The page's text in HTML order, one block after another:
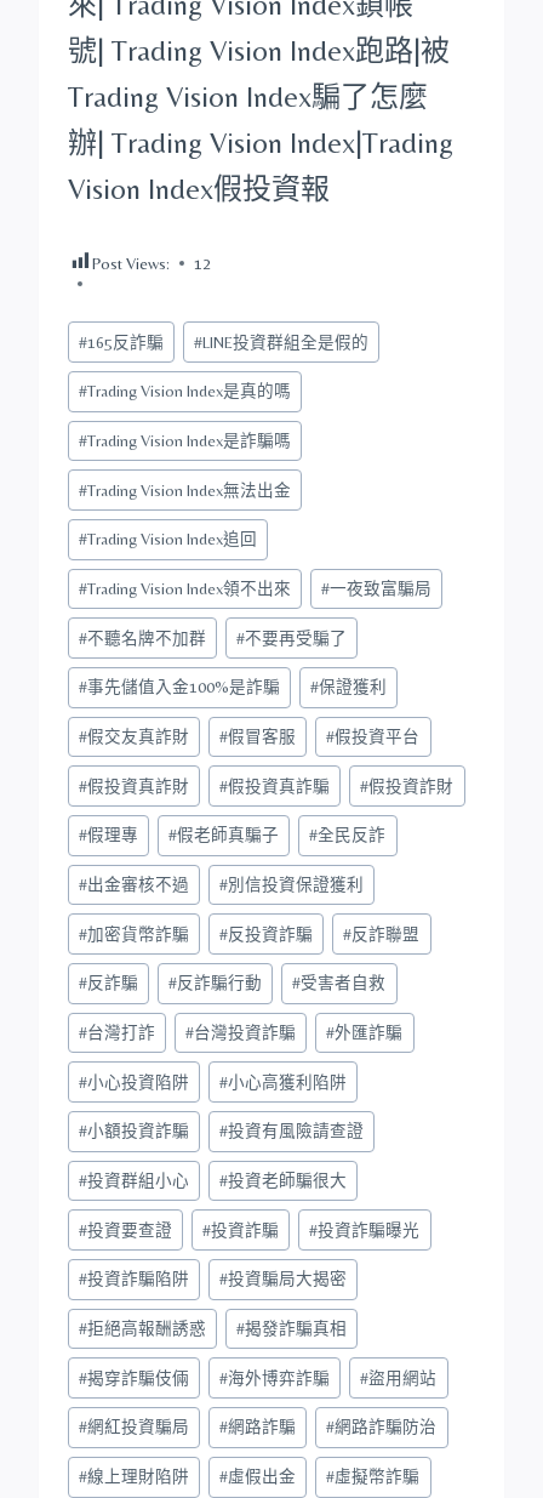
號| Trading Vision Index跑路|被
Trading Vision Index騙了怎麼
辦| Trading Vision Index|Trading
Vision Index假投資報
Post Views: 12
Post
Tags:
#165反詐騙 #LINE投資群組全是假的
#Trading Vision Index是真的嗎
#Trading Vision Index是詐騙嗎
#Trading Vision Index無法出金
#Trading Vision Index追回
#Trading Vision Index領不出來 #一夜致富騙局
#不聽名牌不加群 #不要再受騙了
#事先儲值入金100%是詐騙 #保證獲利
#假交友真詐財 #假冒客服 #假投資平台
#假投資真詐財 #假投資真詐騙 #假投資詐財
#假理專 #假老師真騙子 #全民反詐
#出金審核不過 #別信投資保證獲利
#加密貨幣詐騙 #反投資詐騙 #反詐聯盟
#反詐騙 #反詐騙行動 #受害者自救
#台灣打詐 #台灣投資詐騙 #外匯詐騙
#小心投資陷阱 #小心高獲利陷阱
#小額投資詐騙 #投資有風險請查證
#投資群組小心 #投資老師騙很大
#投資要查證 #投資詐騙 #投資詐騙曝光
#投資詐騙陷阱 #投資騙局大揭密
#拒絕高報酬誘惑 #揭發詐騙真相
#揭穿詐騙伎倆 #海外博弈詐騙 #盜用網站
#網紅投資騙局 #網路詐騙 #網路詐騙防治
#線上理財陷阱 #虛假出金 #虛擬幣詐騙